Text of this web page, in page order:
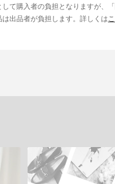
て購入者の負担となりますが、
出品者が負担します。詳しくは